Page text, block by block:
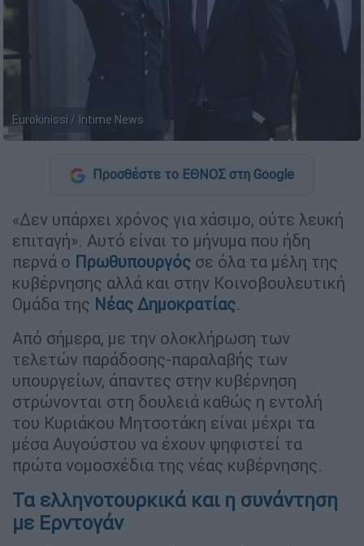
Eurokinissi / Intime News
Προσθέστε το ΕΘΝΟΣ στη Google
«Δεν υπάρχει χρόνος για χάσιμο, ούτε λευκή
επιταγή». Αυτό είναι το μήνυμα που ήδη
περνά ο Πρωθυπουργός σε όλα τα μέλη της
κυβέρνησης αλλά και στην Κοινοβουλευτική
Ομάδα της Νέας Δημοκρατίας.
Από σήμερα, με την ολοκλήρωση των
τελετών παράδοσης-παραλαβής των
υπουργείων, άπαντες στην κυβέρνηση
στρώνονται στη δουλειά καθώς η εντολή
του Κυριάκου Μητσοτάκη είναι μέχρι τα
μέσα Αυγούστου να έχουν ψηφιστεί τα
πρώτα νομοσχέδια της νέας κυβέρνησης.
Τα ελληνοτουρκικά και η συνάντηση
με Ερντογάν